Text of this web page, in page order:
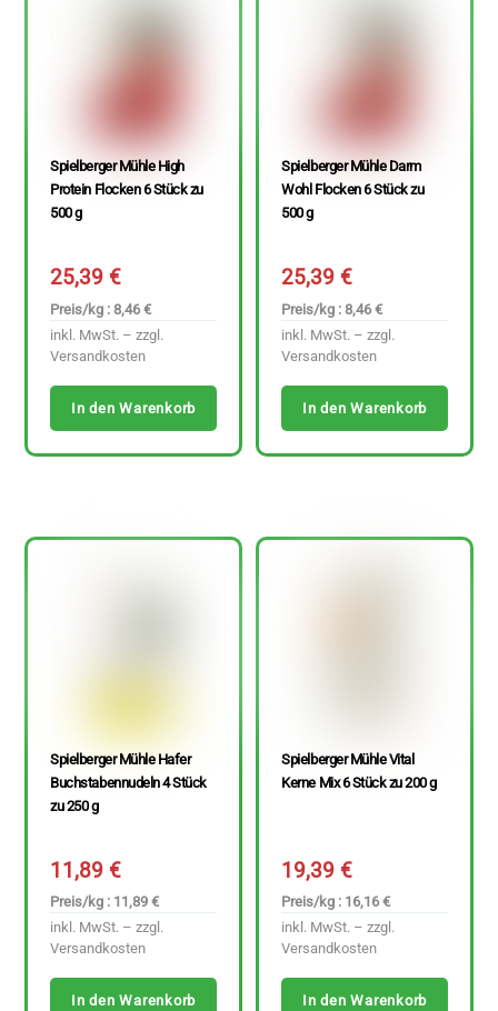
Spielberger Mühle High
Protein Flocken 6 Stück zu
500 g
25,39€
Preis/kg : 8,46 €
inkl. MwSt. – zzgl.
Versandkosten
In den Warenkorb
Spielberger Mühle Darm
Wohl Flocken 6 Stück zu
500 g
25,39€
Preis/kg : 8,46 €
inkl. MwSt. – zzgl.
Versandkosten
In den Warenkorb
Spielberger Mühle Hafer
Buchstabennudeln 4 Stück
zu 250 g
11,89€
Preis/kg : 11,89 €
inkl. MwSt. – zzgl.
Versandkosten
In den Warenkorb
Spielberger Mühle Vital
Kerne Mix 6 Stück zu 200 g
19,39€
Preis/kg : 16,16 €
inkl. MwSt. – zzgl.
Versandkosten
In den Warenkorb